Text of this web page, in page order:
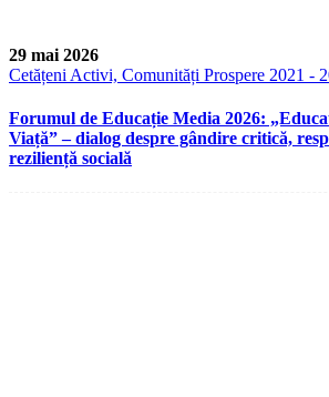
29 mai 2026
Cetățeni Activi, Comunități Prospere 2021 -
Forumul de Educație Media 2026:
Viață” – dialog despre gândire critică,
reziliență socială